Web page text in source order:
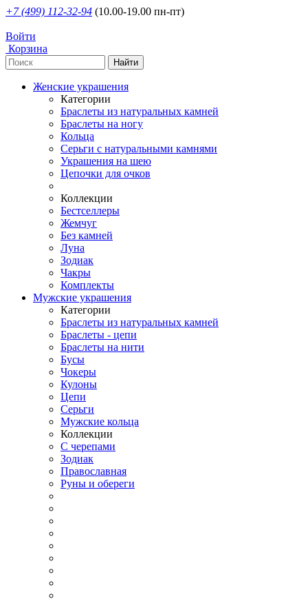
+7 (499) 112-32-94 (10.00-19.00 пн-пт)
Войти
Корзина
Женские украшения
Категории
Браслеты из натуральных камней
Браслеты на ногу
Кольца
Серьги с натуральными камнями
Украшения на шею
Цепочки для очков
Коллекции
Бестселлеры
Жемчуг
Без камней
Луна
Зодиак
Чакры
Комплекты
Мужские украшения
Категории
Браслеты из натуральных камней
Браслеты - цепи
Браслеты на нити
Бусы
Чокеры
Кулоны
Цепи
Серьги
Мужские кольца
Коллекции
С черепами
Зодиак
Православная
Руны и обереги